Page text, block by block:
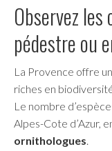
Observez les
pédestre ou
La Provence offre
riches en
Le nombre
Alpes-Cote d’Azur,
ornithologues.